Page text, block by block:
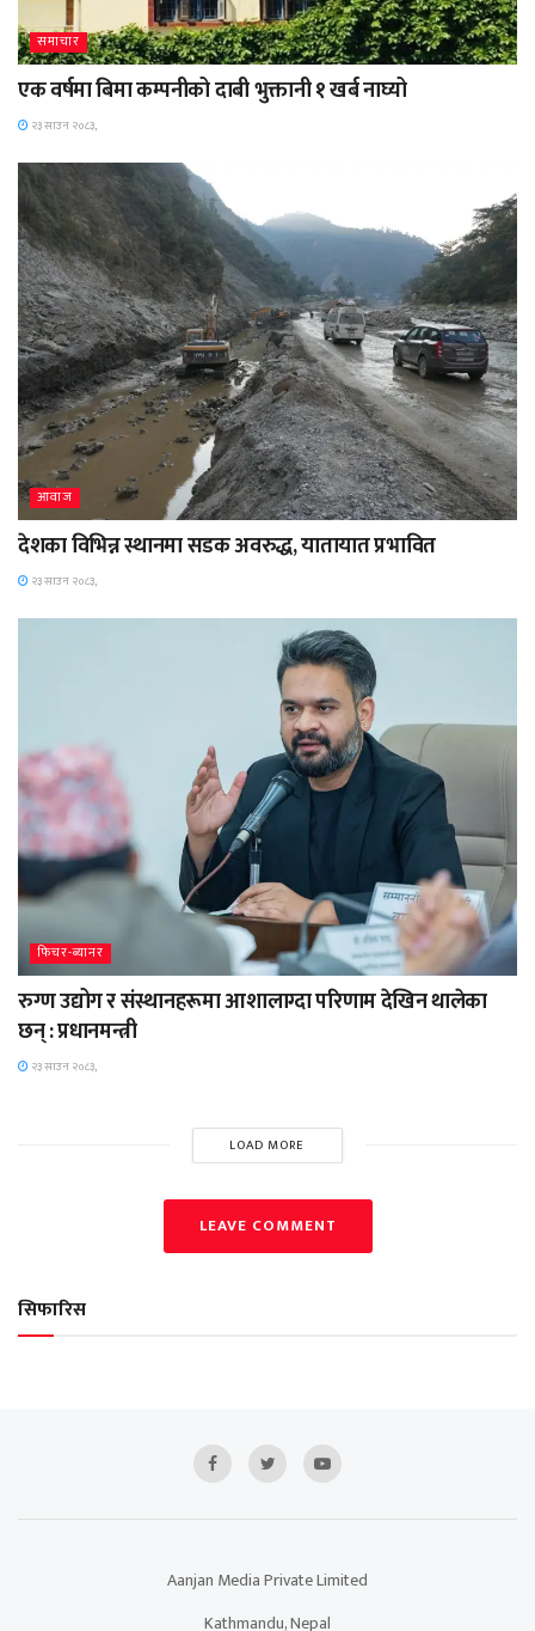
समाचार
एक वर्षमा बिमा कम्पनीको दाबी भुक्तानी १ खर्ब नाघ्यो
२३ साउन २०८३,
आवाज
देशका विभिन्न स्थानमा सडक अवरुद्ध, यातायात प्रभावित
२३ साउन २०८३,
फिचर-ब्यानर
रुग्ण उद्योग र संस्थानहरूमा आशालाग्दा परिणाम देखिन थालेका
छन् : प्रधानमन्त्री
२३ साउन २०८३,
LOAD MORE
LEAVE COMMENT
सिफारिस
Aanjan Media Private Limited
Kathmandu, Nepal